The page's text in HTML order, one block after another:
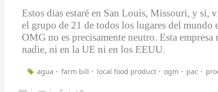
Estos días estaré en San Louis, Missouri, y sí,
el grupo de 21 de todos los lugares del mundo
OMG no es precisamente neutro. Esta
nadie, ni en la UE ni en los EEUU.
agua farm bill local food product ogm pac